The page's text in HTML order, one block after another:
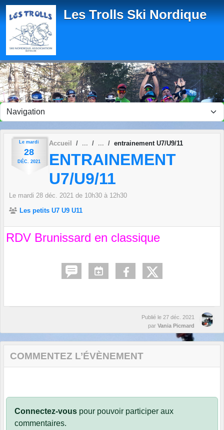
Les Trolls Ski Nordique
Le mardi
28
DÉC. 2021
Accueil entrainement U7/U9/11
ENTRAINEMENT
U7/U9/11
Le mardi 28 déc. 2021 de 10h30 à 12h30
Les petits U7 U9 U11
RDV Brunissard en classique
Publié le 27 déc. 2021
par Vania Picmard
COMMENTEZ L’ÉVÈNEMENT
Connectez-vous pour pouvoir participer aux
commentaires.
Panneau de gestion des cookies